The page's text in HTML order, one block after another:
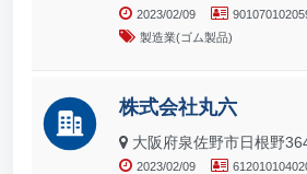
2023/02/09
製造業(ゴム製品)
株式会社丸六
大阪府泉佐野市日根野
2023/02/09